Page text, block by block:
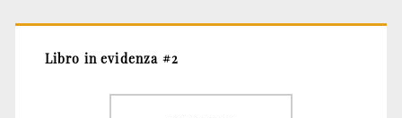
Libro in evidenza #2